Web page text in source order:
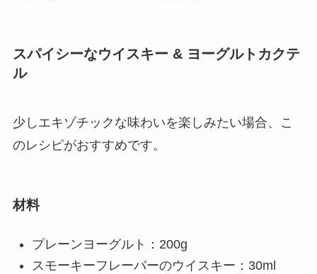
スパイシーなウイスキー & ヨーグルトカクテ
ル
少しエキゾチックな味わいを楽しみたい場合、こ
のレシピがおすすめです。
材料
プレーンヨーグルト：200g
スモーキーフレーバーのウイスキー：30ml